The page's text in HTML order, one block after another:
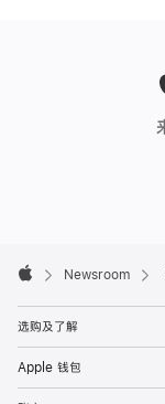
Footer

Newsroom
选购及了解
Apple 钱包